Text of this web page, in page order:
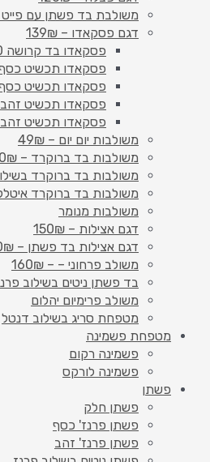
משולבת בד פשתן עם פייט איקס –
דגם פסקאדו – 139₪
פסקאדו בד קרושה 80 ש"ח
פסקאדו תכשיט כסף
פסקאדו תכשיט כסף פס
פסקאדו תכשיט זהב
פסקאדו תכשיט זהב פס
משולבות יום יום – 49₪
משולבות בד ברוקרד – 120₪
משולבות בד ברוקרד בשילוב פרנז
משולבות בד ברוקרד איטלקי 150₪
משולבות מנומר
דגם אצילות – 150₪
דגם אצילות בד פשתן – 150₪
משולב פרחוני – – 160₪
בד פשתן ניטים בשילוב פרנז – 100₪
משולב פרימיום יהלום
מטפחת סריג בשילוב דנטל
מטפחת פשמינה
פשמינה רקום
פשמינה לורקס
פשתן
פשתן חלק
פשתן פרנז' כסף
פשתן פרנז' זהב